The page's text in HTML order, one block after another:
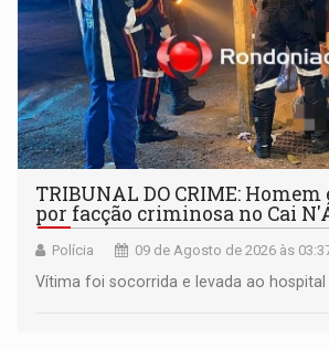
TRIBUNAL DO CRIME: Homem
por facção criminosa no Cai
Polícia 09 de Agosto de 2026 às
Vítima foi socorrida e levada ao hospital